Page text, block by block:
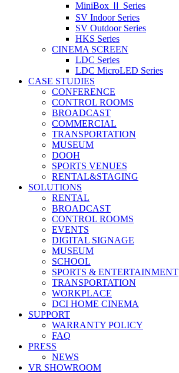
MiniBox Ⅱ Series
SV Indoor Series
SV Outdoor Series
HKS Series
CINEMA SCREEN
LDC Series
LDC MicroLED Series
CASE STUDIES
CONFERENCE
CONTROL ROOMS
BROADCAST
COMMERCIAL
TRANSPORTATION
MUSEUM
DOOH
SPORTS VENUES
RENTAL&STAGING
SOLUTIONS
RENTAL
BROADCAST
CONTROL ROOMS
EVENTS
DIGITAL SIGNAGE
MUSEUM
SCHOOL
SPORTS & ENTERTAINMENT
TRANSPORTATION
WORKPLACE
DCI HOME CINEMA
SUPPORT
WARRANTY POLICY
FAQ
PRESS
NEWS
VR SHOWROOM